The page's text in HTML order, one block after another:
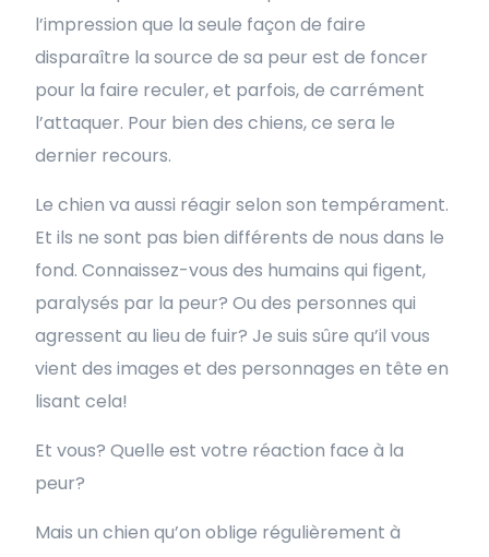
l’impression que la seule façon de faire
disparaître la source de sa peur est de foncer
pour la faire reculer, et parfois, de carrément
l’attaquer. Pour bien des chiens, ce sera le
dernier recours.
Le chien va aussi réagir selon son tempérament.
Et ils ne sont pas bien différents de nous dans le
fond. Connaissez-vous des humains qui figent,
paralysés par la peur? Ou des personnes qui
agressent au lieu de fuir? Je suis sûre qu’il vous
vient des images et des personnages en tête en
lisant cela!
Et vous? Quelle est votre réaction face à la
peur?
Mais un chien qu’on oblige régulièrement à